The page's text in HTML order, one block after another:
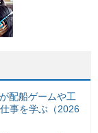
配船ゲームや工
事を学ぶ（2026